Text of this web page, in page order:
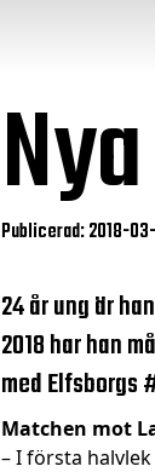
Publicerad: 2018-
24 år ung är
2018 har han
med Elfsborgs
Matchen mot
– I första